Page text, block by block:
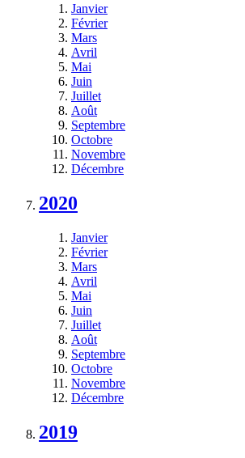
Janvier
Février
Mars
Avril
Mai
Juin
Juillet
Août
Septembre
Octobre
Novembre
Décembre
2020
Janvier
Février
Mars
Avril
Mai
Juin
Juillet
Août
Septembre
Octobre
Novembre
Décembre
2019